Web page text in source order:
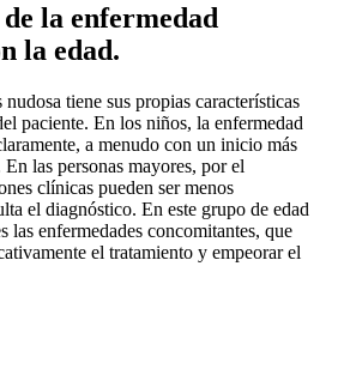
la enfermedad
la edad.
tiene sus propias características
paciente. En los niños, la enfermedad
a menudo con un inicio más
las personas mayores, por el
clínicas pueden ser menos
el diagnóstico. En este grupo de edad
las enfermedades concomitantes, que
el tratamiento y empeorar el